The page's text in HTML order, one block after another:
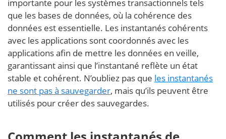
importante pour les systèmes transactionnels tels
que les bases de données, où la cohérence des
données est essentielle. Les instantanés cohérents
avec les applications sont coordonnés avec les
applications afin de mettre les données en veille,
garantissant ainsi que l’instantané reflète un état
stable et cohérent. N’oubliez pas que les instantanés
ne sont pas à sauvegarder, mais qu’ils peuvent être
utilisés pour créer des sauvegardes.